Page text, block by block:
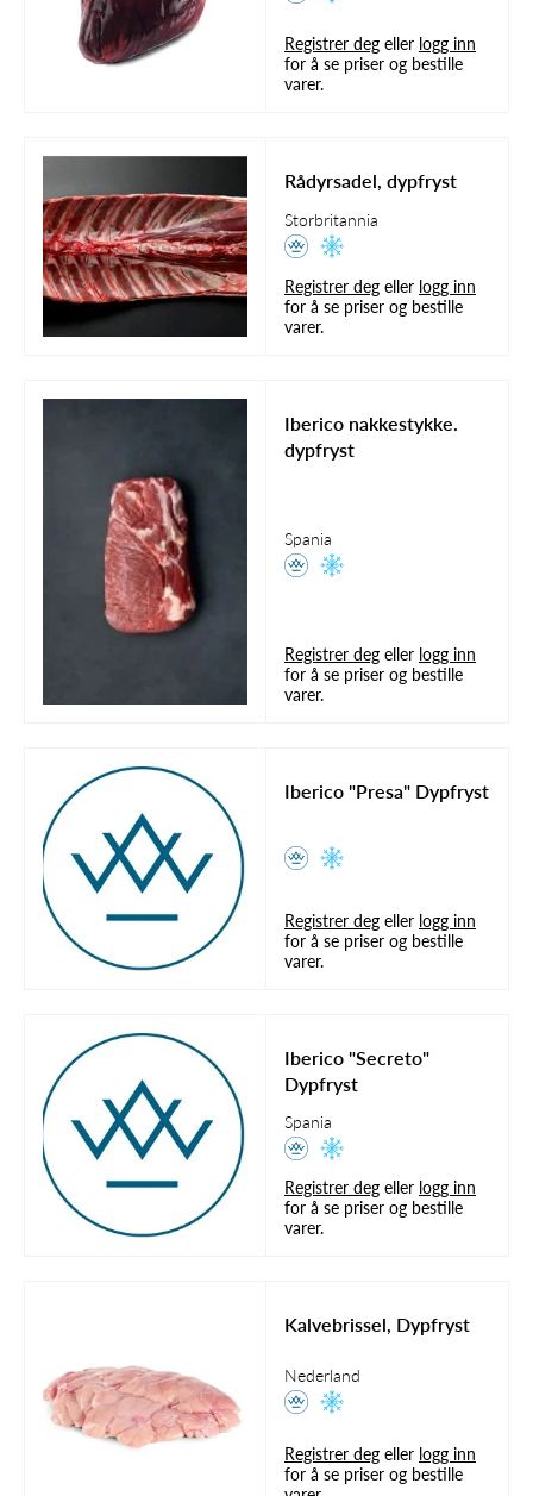
Registrer deg eller logg inn
for å se priser og bestille
varer.
Rådyrsadel, dypfryst
Storbritannia
Registrer deg eller logg inn
for å se priser og bestille
varer.
Iberico nakkestykke.
dypfryst
Spania
Registrer deg eller logg inn
for å se priser og bestille
varer.
Iberico "Presa" Dypfryst
Registrer deg eller logg inn
for å se priser og bestille
varer.
Iberico "Secreto"
Dypfryst
Spania
Registrer deg eller logg inn
for å se priser og bestille
varer.
Kalvebrissel, Dypfryst
Nederland
Registrer deg eller logg inn
for å se priser og bestille